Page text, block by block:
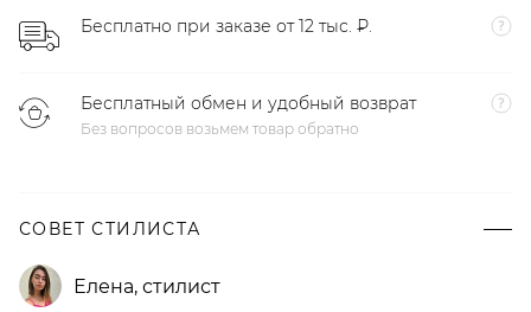
Бесплатно при заказе от 12 тыс. ₽.
Бесплатный обмен и удобный возврат
Без вопросов возьмем товар обратно
СОВЕТ СТИЛИСТА
Елена, стилист